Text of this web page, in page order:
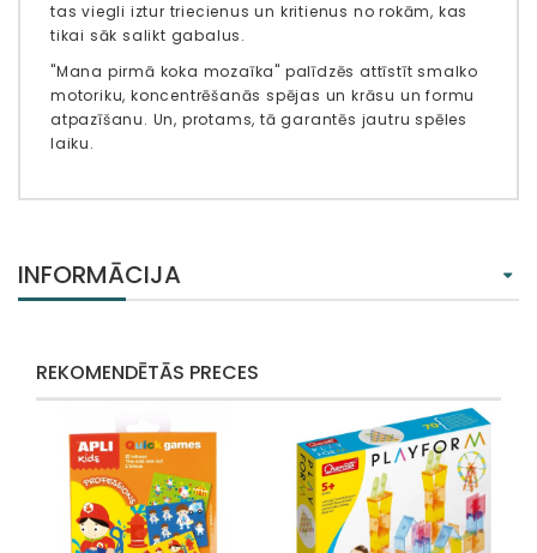
tas viegli iztur triecienus un kritienus no rokām, kas
tikai sāk salikt gabalus.
"Mana pirmā koka mozaīka" palīdzēs attīstīt smalko
motoriku, koncentrēšanās spējas un krāsu un formu
atpazīšanu. Un, protams, tā garantēs jautru spēles
laiku.
INFORMĀCIJA
REKOMENDĒTĀS PRECES